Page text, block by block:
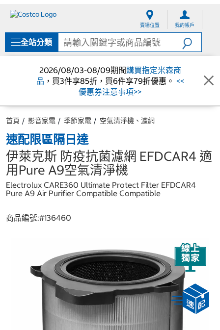
單
賣場位置 我的帳戶
全站分類
2026/08/03-08/09期間購買指定米森商
品 ，買3件享85折，買6件享79折優惠。 <<
優惠券注意事項>>
首頁 影音家電 季節家電 空氣清淨機、濾網
速配限區隔日達
伊萊克斯 防疫抗菌濾網 EFDCAR4 適
用Pure A9空氣清淨機
Electrolux CARE360 Ultimate Protect Filter EFDCAR4
Pure A9 Air Purifier Compatible Compatible
商品編號:#136460